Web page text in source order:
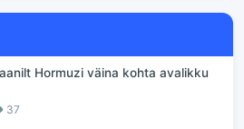
Hormuzi väina kohta avalikku
37